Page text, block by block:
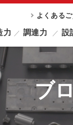
よくある
力 調達力 設
ブ